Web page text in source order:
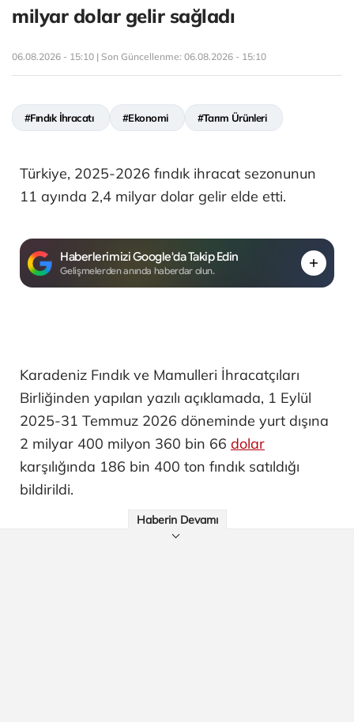
milyar dolar gelir sağladı
06.08.2026 - 15:10 | Son Güncellenme: 06.08.2026 - 15:10
#Fındık İhracatı #Ekonomi #Tarım Ürünleri
Türkiye, 2025-2026 fındık ihracat sezonunun
11 ayında 2,4 milyar dolar gelir elde etti.
Haberlerimizi Google'da Takip Edin
Gelişmelerden anında haberdar olun.
Karadeniz Fındık ve Mamulleri İhracatçıları
Birliğinden yapılan yazılı açıklamada, 1 Eylül
2025-31 Temmuz 2026 döneminde yurt dışına
2 milyar 400 milyon 360 bin 66 dolar
karşılığında 186 bin 400 ton fındık satıldığı
bildirildi.
Haberin Devamı